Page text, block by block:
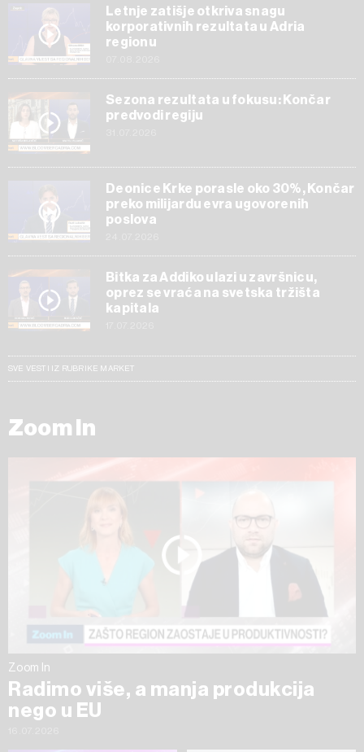
Letnje zatišje otkriva snagu
korporativnih rezultata u Adria
regionu
Sezona rezultata u fokusu: Končar
predvodi regiju
Deonice Krke porasle oko 30%, Končar
preko milijardu evra ugovorenih
poslova
Bitka za Addiko ulazi u završnicu,
oprez se vraća na svetska tržišta
kapitala
SVE VESTI IZ RUBRIKE MARKET
Zoom In
Zoom In
Radimo više, a manja produkcija
nego u EU